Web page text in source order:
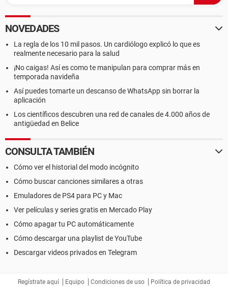
NOVEDADES
La regla de los 10 mil pasos. Un cardiólogo explicó lo que es
realmente necesario para la salud
¡No caigas! Así es como te manipulan para comprar más en
temporada navideña
Así puedes tomarte un descanso de WhatsApp sin borrar la
aplicación
Los científicos descubren una red de canales de 4.000 años de
antigüedad en Belice
CONSULTA TAMBIÉN
Cómo ver el historial del modo incógnito
Cómo buscar canciones similares a otras
Emuladores de PS4 para PC y Mac
Ver películas y series gratis en Mercado Play
Cómo apagar tu PC automáticamente
Cómo descargar una playlist de YouTube
Descargar videos privados en Telegram
Regístrate aquí Equipo Condiciones de uso Política de privacidad